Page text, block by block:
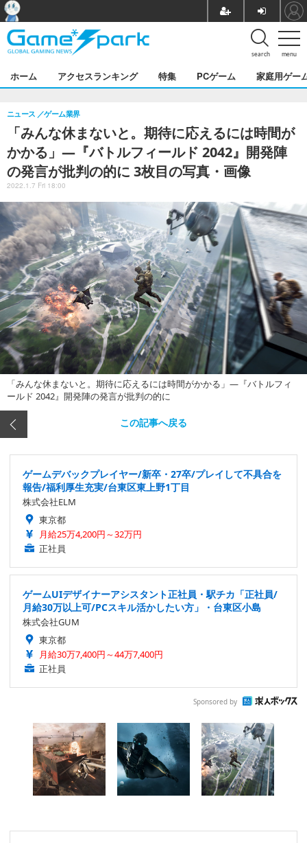
menu
search
ホーム アクセスランキング 特集 PCゲーム 家庭用ゲー
「みんな休まないと。期待に応えるには時間が
かかる」―『バトルフィールド 2042』開発陣
の発言が批判の的に 3枚目の写真・画像
ニュース ゲーム業界
2022.1.7 Fri 18:00
「みんな休まないと。期待に応えるには時間がかかる」―『バトルフィ
ールド 2042』開発陣の発言が批判の的に
この記事へ戻る
ゲームデバックプレイヤー/新卒・27卒/プレイして不具合を
報告/福利厚生充実/台東区東上野1丁目
株式会社ELM
東京都
月給25万4,200円～32万円
正社員
ゲームUIデザイナーアシスタント正社員・駅チカ「正社員/
月給30万以上可/PCスキル活かしたい方」・台東区小島
株式会社GUM
東京都
月給30万7,400円～44万7,400円
正社員
Sponsored by